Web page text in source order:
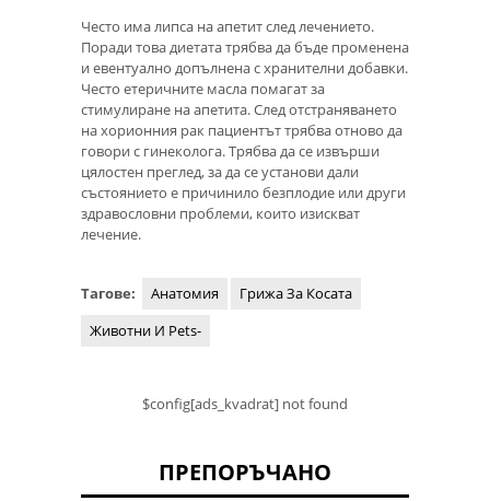
Често има липса на апетит след лечението.
Поради това диетата трябва да бъде променена
и евентуално допълнена с хранителни добавки.
Често етеричните масла помагат за
стимулиране на апетита. След отстраняването
на хорионния рак пациентът трябва отново да
говори с гинеколога. Трябва да се извърши
цялостен преглед, за да се установи дали
състоянието е причинило безплодие или други
здравословни проблеми, които изискват
лечение.
Тагове: Анатомия
Грижа За Косата
Животни И Pets-
$config[ads_kvadrat] not found
ПРЕПОРЪЧАНО